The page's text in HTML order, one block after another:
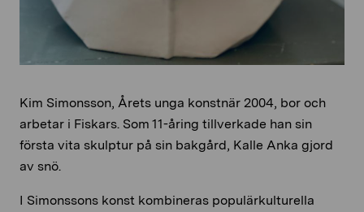
Kim Simonsson, Årets unga konstnär 2004, bor och
arbetar i Fiskars. Som 11-åring tillverkade han sin
första vita skulptur på sin bakgård, Kalle Anka gjord
av snö.
I Simonssons konst kombineras populärkulturella